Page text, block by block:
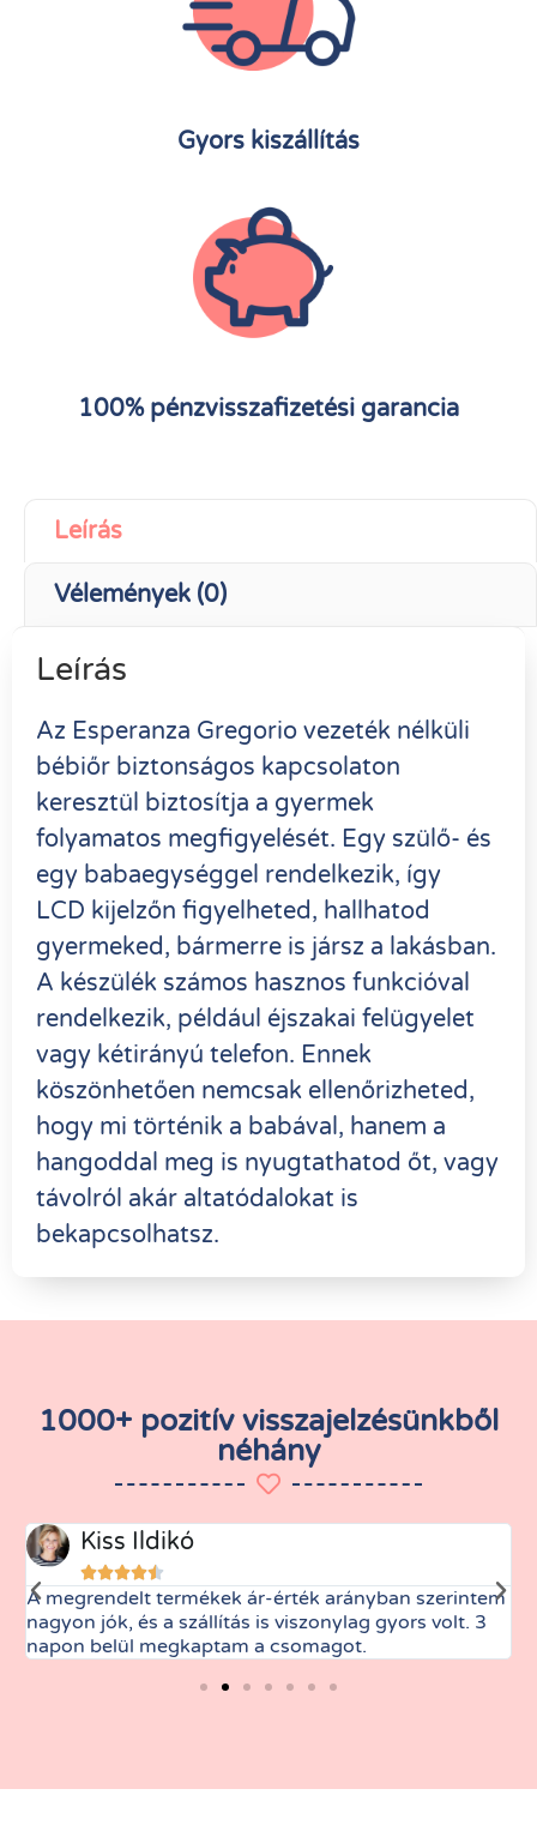
Gyors kiszállítás
100% pénzvisszafizetési garancia
Leírás
Vélemények (0)
Leírás
Az Esperanza Gregorio vezeték nélküli
bébiőr biztonságos kapcsolaton
keresztül biztosítja a gyermek
folyamatos megfigyelését. Egy szülő- és
egy babaegységgel rendelkezik, így
LCD kijelzőn figyelheted, hallhatod
gyermeked, bármerre is jársz a lakásban.
A készülék számos hasznos funkcióval
rendelkezik, például éjszakai felügyelet
vagy kétirányú telefon. Ennek
köszönhetően nemcsak ellenőrizheted,
hogy mi történik a babával, hanem a
hangoddal meg is nyugtathatod őt, vagy
távolról akár altatódalokat is
bekapcsolhatsz.
1000+ pozitív visszajelzésünkből
néhány
Kiss Ildikó

A megrendelt termékek ár-érték arányban szerintem
nagyon jók, és a szállítás is viszonylag gyors volt. 3
napon belül megkaptam a csomagot.